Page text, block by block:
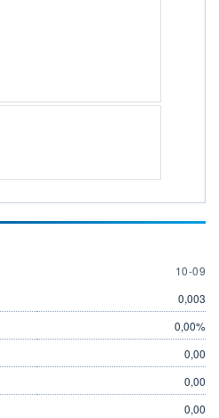
10
10-09
0,003
0,00%
0,00
0,00
0,00